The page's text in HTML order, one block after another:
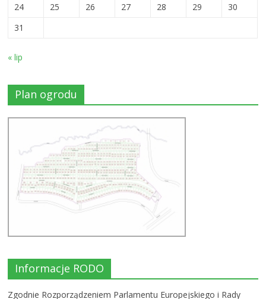
24
25 26 27 28 29
30
31
« lip
Plan ogrodu
Informacje RODO
Zgodnie Rozporządzeniem Parlamentu Europejskiego i Rady